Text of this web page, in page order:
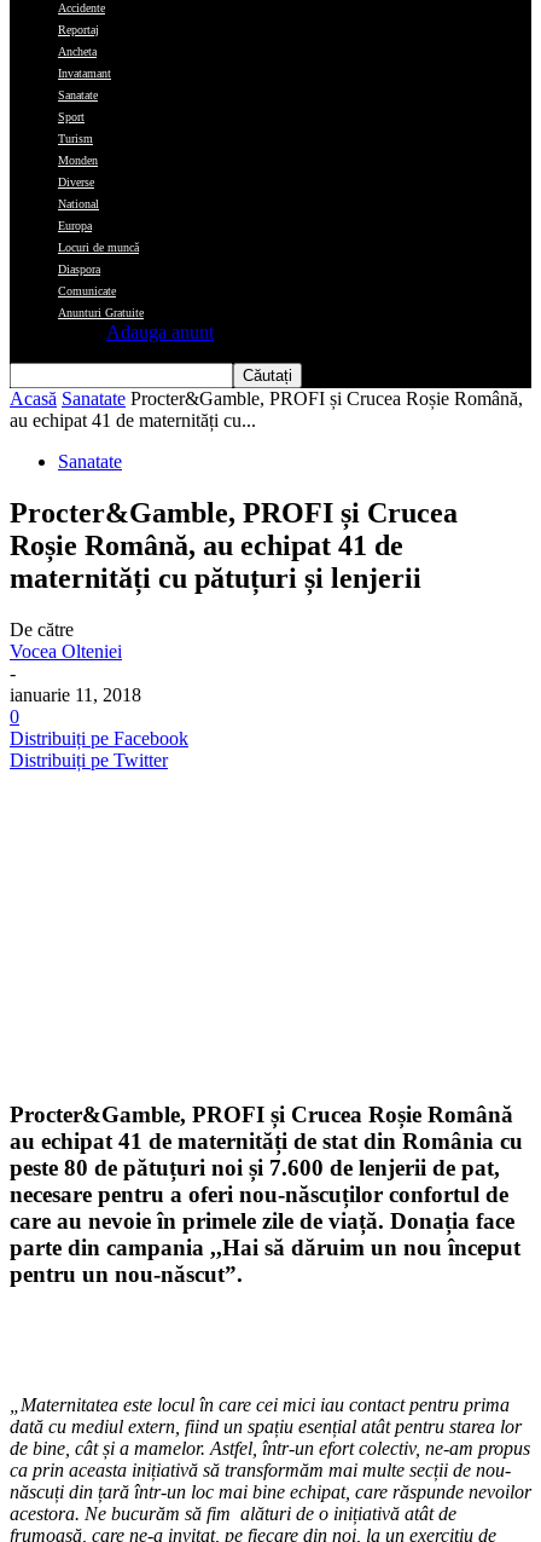
Accidente
Reportaj
Ancheta
Invatamant
Sanatate
Sport
Turism
Monden
Diverse
National
Europa
Locuri de muncă
Diaspora
Comunicate
Anunturi Gratuite
Adauga anunt
Acasă Sanatate Procter&Gamble, PROFI și Crucea Roșie Română,
au echipat 41 de maternități cu...
Sanatate
Procter&Gamble, PROFI și Crucea
Roșie Română, au echipat 41 de
maternități cu pătuțuri și lenjerii
De către
Vocea Olteniei
-
ianuarie 11, 2018
0
Distribuiți pe Facebook
Distribuiți pe Twitter
Procter&Gamble, PROFI și Crucea Roșie Română
au echipat 41 de maternități de stat din România cu
peste 80 de pătuțuri noi și 7.600 de lenjerii de pat,
necesare pentru a oferi nou-născuților confortul de
care au nevoie în primele zile de viață. Donația face
parte din campania ,,Hai să dăruim un nou început
pentru un nou-născut”.
„Maternitatea este locul în care cei mici iau contact pentru prima
dată cu mediul extern, fiind un spațiu esențial atât pentru starea lor
de bine, cât și a mamelor. Astfel, într-un efort colectiv, ne-am propus
ca prin aceasta inițiativă să transformăm mai multe secții de nou-
născuți din țară într-un loc mai bine echipat, care răspunde nevoilor
acestora. Ne bucurăm să fim alături de o inițiativă atât de
frumoasă, care ne-a invitat, pe fiecare din noi, la un exercițiu de